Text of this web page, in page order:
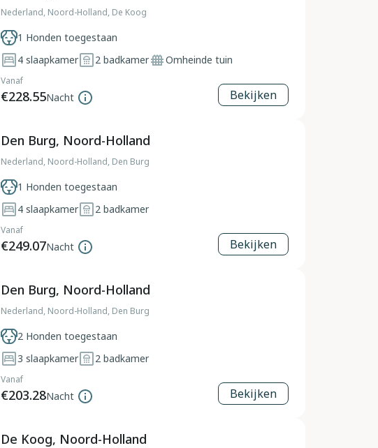
Nederland, Noord-Holland, De Koog
1 Honden toegestaan
4 slaapkamer 2 badkamer Omheinde tuin
Vanaf
€228.55Nacht Bekijken
Den Burg, Noord-Holland
Nederland, Noord-Holland, Den Burg
1 Honden toegestaan
4 slaapkamer 2 badkamer
Vanaf
€249.07Nacht Bekijken
Den Burg, Noord-Holland
Nederland, Noord-Holland, Den Burg
2 Honden toegestaan
3 slaapkamer 2 badkamer
Vanaf
€203.28Nacht Bekijken
De Koog, Noord-Holland